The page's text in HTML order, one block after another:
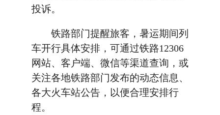
投诉。
铁路部门提醒旅客，暑运期间列
车开行具体安排，可通过铁路12306
网站、客户端、微信等渠道查询，或
关注各地铁路部门发布的动态信息、
各大火车站公告，以便合理安排行
程。